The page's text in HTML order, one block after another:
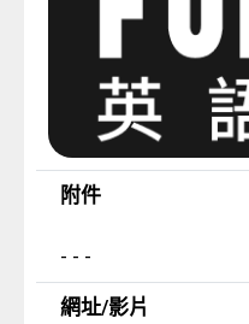
附件
- - -
網址/影片